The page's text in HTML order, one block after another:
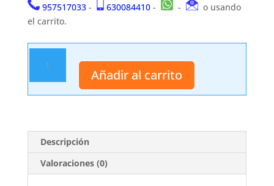
957517033- 630084410- -
o usando
el carrito.
asistida.
Third.
cantidad
Añadir al carrito
Descripción
Valoraciones (0)